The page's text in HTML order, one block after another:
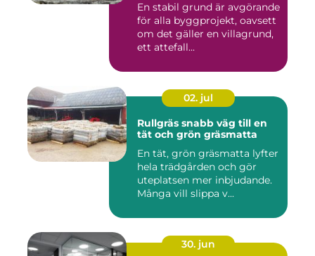
En stabil grund är avgörande
för alla byggprojekt, oavsett
om det gäller en villagrund,
ett attefall...
02. jul
Rullgräs snabb väg till en
tät och grön gräsmatta
En tät, grön gräsmatta lyfter
hela trädgården och gör
uteplatsen mer inbjudande.
Många vill slippa v...
30. jun